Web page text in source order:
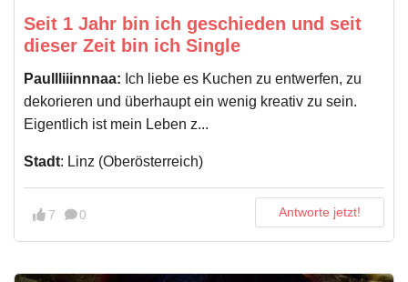
Seit 1 Jahr bin ich geschieden und seit
dieser Zeit bin ich Single
Paullliiinnnaa: Ich liebe es Kuchen zu entwerfen, zu
dekorieren und überhaupt ein wenig kreativ zu sein.
Eigentlich ist mein Leben z...
Stadt: Linz (Oberösterreich)
7 0 Antworte jetzt!